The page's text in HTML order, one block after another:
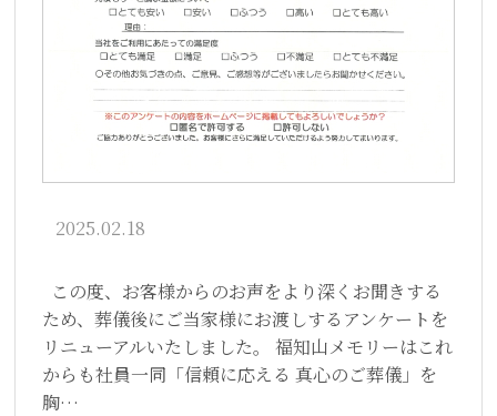
2025.02.18
この度、お客様からのお声をより深くお聞きする
ため、葬儀後にご当家様にお渡しするアンケートを
リニューアルいたしました。 福知山メモリーはこれ
からも社員一同「信頼に応える 真心のご葬儀」を
胸…